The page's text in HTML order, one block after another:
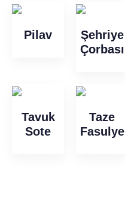
Pilav
Şehriye
Çorbası
Tavuk
Sote
Taze
Fasulye